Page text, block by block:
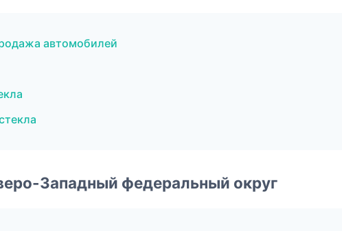
автомобилей
Западный федеральный округ